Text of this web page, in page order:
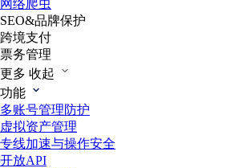
网络爬虫
SEO&品牌保护
跨境支付
票务管理
更多 收起
功能
多账号管理防护
虚拟资产管理
专线加速与操作安全
开放API